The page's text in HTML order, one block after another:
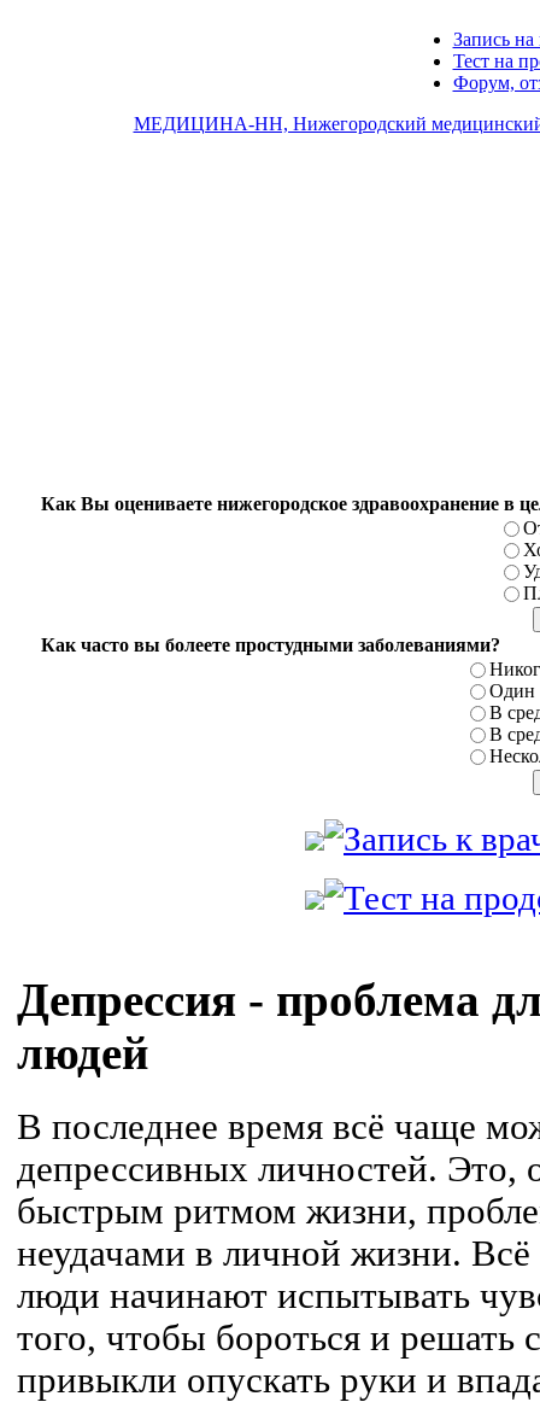
Запись на
Тест на
Форум,
МЕДИЦИНА-НН, Нижегородский медицинский
Как Вы оцениваете нижегородское здравоохранение в
Как часто вы болеете простудными заболеваниями?
Один
В
В
Депрессия - проблема
людей
В последнее время всё чаще
депрессивных личностей. Это,
быстрым ритмом жизни,
неудачами в личной жизни. Всё
люди начинают испытывать
того, чтобы бороться и
привыкли опускать руки и